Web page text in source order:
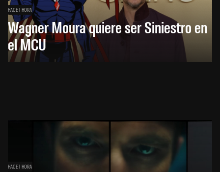
HACE 1 HORA
Wagner Moura quiere ser Siniestro en
el MCU
HACE 1 HORA